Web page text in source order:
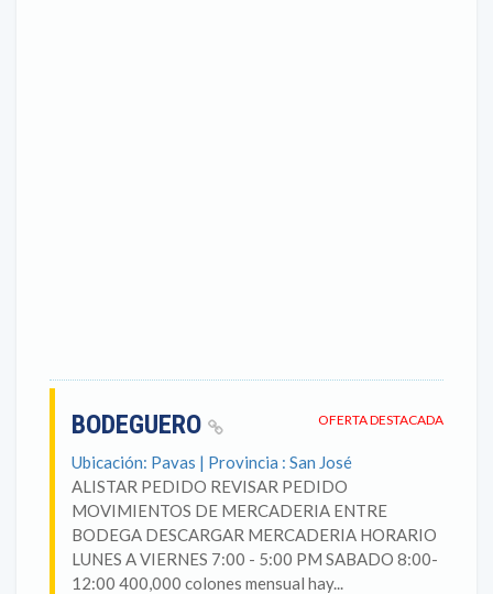
OFERTA DESTACADA
BODEGUERO
Ubicación: Pavas | Provincia : San José
ALISTAR PEDIDO REVISAR PEDIDO
MOVIMIENTOS DE MERCADERIA ENTRE
BODEGA DESCARGAR MERCADERIA HORARIO
LUNES A VIERNES 7:00 - 5:00 PM SABADO 8:00-
12:00 400,000 colones mensual hay...